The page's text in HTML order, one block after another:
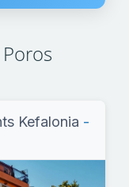
Kefalonia -